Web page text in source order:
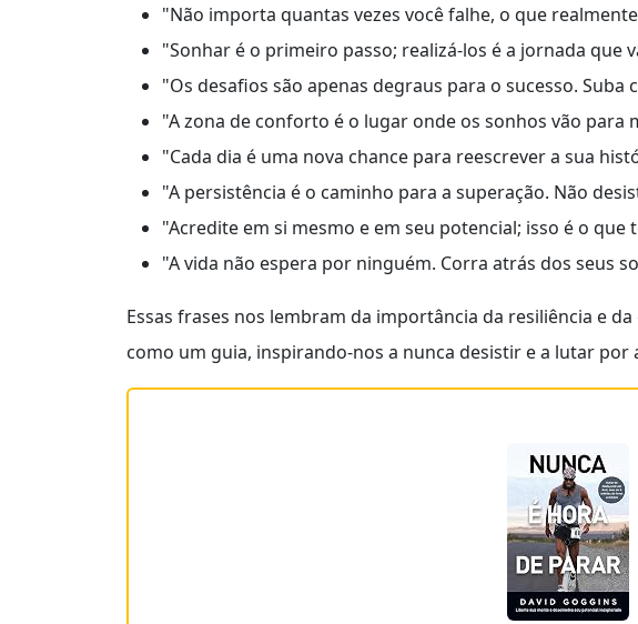
"Não importa quantas vezes você falhe, o que
"Sonhar é o primeiro passo; realizá-los é a jornada que
"Os desafios são apenas degraus para o sucesso. Suba
"A zona de conforto é o lugar onde os sonhos vão para
"Cada dia é uma nova chance para reescrever a sua
"A persistência é o caminho para a superação. Não
"Acredite em si mesmo e em seu potencial; isso é o que
"A vida não espera por ninguém. Corra atrás dos seus
Essas frases nos lembram da importância da resiliência e
como um guia, inspirando-nos a nunca desistir e a lutar